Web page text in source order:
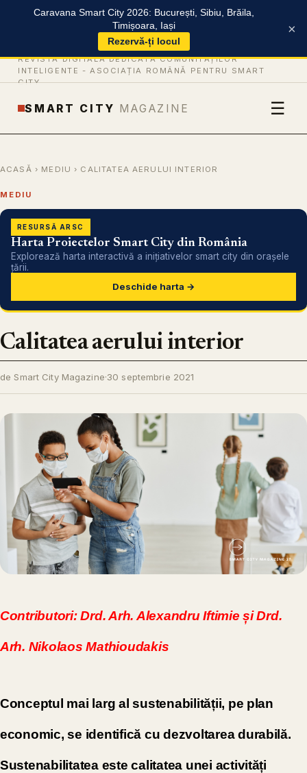
Caravana Smart City 2026: București, Sibiu, Brăila,
Timișoara, Iași
Rezervă-ți locul
×
REVISTĂ DIGITALĂ DEDICATĂ COMUNITĂȚILOR
INTELIGENTE - ASOCIAȚIA ROMÂNĂ PENTRU SMART
CITY
SMART CITY MAGAZINE ☰
ACASĂ › MEDIU › CALITATEA AERULUI INTERIOR
MEDIU
RESURSĂ ARSC
Harta Proiectelor Smart City din România
Explorează harta interactivă a inițiativelor smart city din orașele
țării.
Deschide harta →
Calitatea aerului interior
de Smart City Magazine·30 septembrie 2021
Contributori: Drd. Arh. Alexandru Iftimie și Drd.
Arh. Nikolaos Mathioudakis
Conceptul mai larg al sustenabilității, pe plan
economic, se identifică cu dezvoltarea durabilă.
Sustenabilitatea este calitatea unei activități